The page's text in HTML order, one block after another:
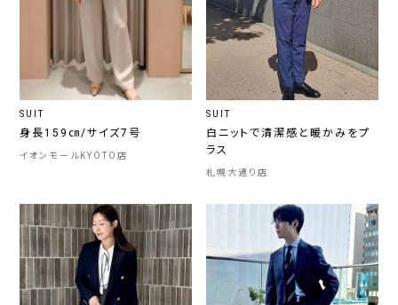
SUIT
身長159㎝/サイズ7号
イオンモールKYOTO店
SUIT
白ニットで清潔感と暖かみをプ
ラス
札幌大通り店